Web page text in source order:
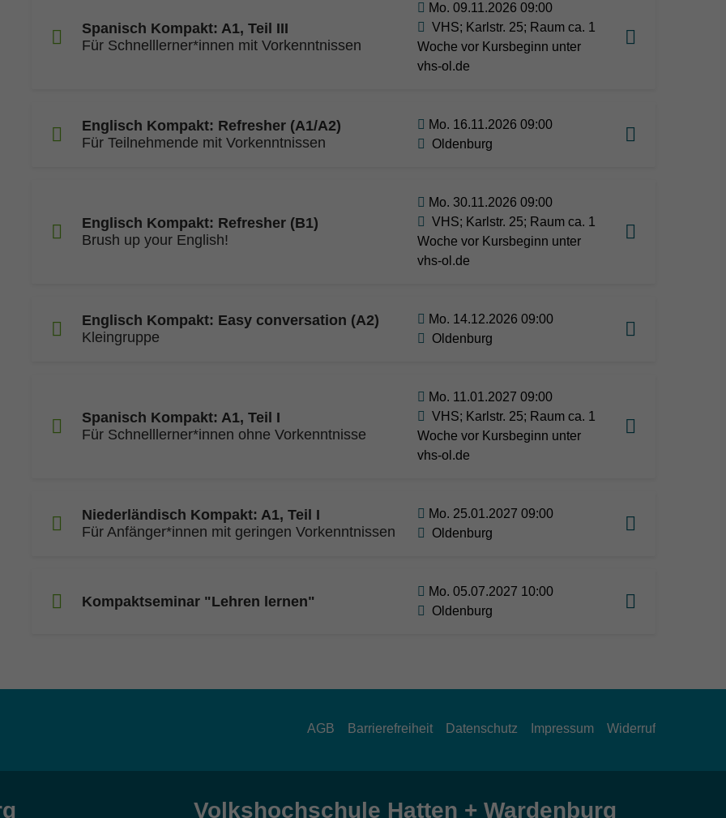
Spanisch Kompakt: A1, Teil III
Für Schnelllerner*innen mit Vorkenntnissen
Mo. 09.11.2026 09:00
VHS; Karlstr. 25; Raum ca. 1
Woche vor Kursbeginn unter
vhs-ol.de
Englisch Kompakt: Refresher (A1/A2)
Für Teilnehmende mit Vorkenntnissen
Mo. 16.11.2026 09:00
Oldenburg
Englisch Kompakt: Refresher (B1)
Brush up your English!
Mo. 30.11.2026 09:00
VHS; Karlstr. 25; Raum ca. 1
Woche vor Kursbeginn unter
vhs-ol.de
Englisch Kompakt: Easy conversation (A2)
Kleingruppe
Mo. 14.12.2026 09:00
Oldenburg
Spanisch Kompakt: A1, Teil I
Für Schnelllerner*innen ohne Vorkenntnisse
Mo. 11.01.2027 09:00
VHS; Karlstr. 25; Raum ca. 1
Woche vor Kursbeginn unter
vhs-ol.de
Niederländisch Kompakt: A1, Teil I
Für Anfänger*innen mit geringen Vorkenntnissen
Mo. 25.01.2027 09:00
Oldenburg
Kompaktseminar "Lehren lernen"
Mo. 05.07.2027 10:00
Oldenburg
AGB Barrierefreiheit Datenschutz Impressum Widerruf
Volkshochschule Hatten + Wardenburg